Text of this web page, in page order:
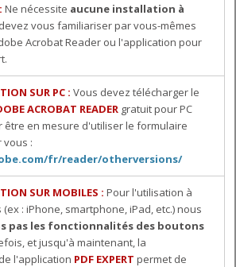
Ne nécessite aucune installation à
vous familiariser par vous-mêmes
Acrobat Reader ou l'application pour
SUR PC : Vous devez télécharger le
ACROBAT READER gratuit pour PC
être en mesure d'utiliser le formulaire
vous :
fr/reader/otherversions/
SUR MOBILES : Pour l'utilisation à
: iPhone, smartphone, iPad, etc.) nous
pas les fonctionnalités des boutons
et jusqu'à maintenant, la
l'application PDF EXPERT permet de